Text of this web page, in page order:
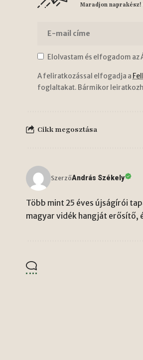
Maradjon
Elolvastam és elfogadom az
A feliratkozással elfogadja a
foglaltakat. Bármikor
Cikk megosztása
SzerzőAndrás Székely
Több mint 25 éves újságírói
magyar vidék hangját erősítő,